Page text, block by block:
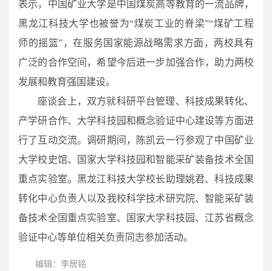
表示，中国矿业大学是中国煤炭高等教育的一流品牌，
黑龙江科技大学也被誉为“煤炭工业的脊梁”“煤矿工程
师的摇篮”，在服务国家能源战略需求方面，两校具有
广泛的合作空间，希望今后进一步加强合作，助力两校
发展和教育强国建设。
座谈会上，双方就科研平台管理、科技成果转化、
产学研合作、大学科技园和概念验证中心建设等方面进
行了互动交流。调研期间，陈凯云一行参观了中国矿业
大学校史馆、国家大学科技园和智能采矿装备技术全国
重点实验室。黑龙江科技大学校长助理姚君、科技成果
转化中心负责人以及我校科学技术研究院、智能采矿装
备技术全国重点实验室、国家大学科技园、江苏省概念
验证中心等单位相关负责同志参加活动。
编辑：李居铭